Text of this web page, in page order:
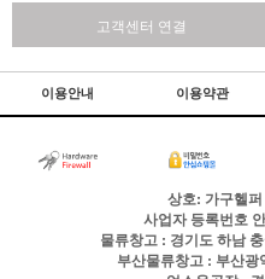
고객센터 연결
이용안내 이용약관
상호: 가구헬
사업자 등록번호
물류창고 : 경기도 하남
부산물류창고 : 부산